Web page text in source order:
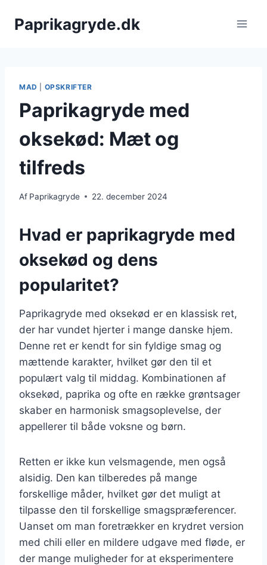
Paprikagryde.dk
MAD OPSKRIFTER
Paprikagryde med
oksekød: Mæt og
tilfreds
Af Paprikagryde 22. december 2024
Hvad er paprikagryde med
oksekød og dens
popularitet?
Paprikagryde med oksekød er en klassisk ret,
der har vundet hjerter i mange danske hjem.
Denne ret er kendt for sin fyldige smag og
mættende karakter, hvilket gør den til et
populært valg til middag. Kombinationen af
oksekød, paprika og ofte en række grøntsager
skaber en harmonisk smagsoplevelse, der
appellerer til både voksne og børn.
Retten er ikke kun velsmagende, men også
alsidig. Den kan tilberedes på mange
forskellige måder, hvilket gør det muligt at
tilpasse den til forskellige smagspræferencer.
Uanset om man foretrækker en krydret version
med chili eller en mildere udgave med fløde, er
der mange muligheder for at eksperimentere